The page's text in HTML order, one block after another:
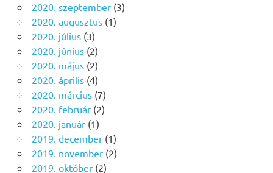
2020. szeptember(3)
2020. augusztus(1)
2020. július(3)
2020. június(2)
2020. május(2)
2020. április(4)
2020. március(7)
2020. február(2)
2020. január(1)
2019. december(1)
2019. november(2)
2019. október(2)